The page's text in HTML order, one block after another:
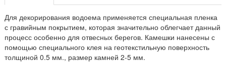
Для декорирования водоема применяется специальная пленка
с гравийным покрытием, которая значительно облегчает данный
процесс особенно для отвесных берегов. Камешки нанесены с
помощью специального клея на геотекстильную поверхность
толщиной 0.5 мм., размер камней 2-5 мм.